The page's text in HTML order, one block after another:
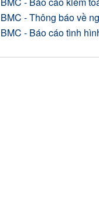
BMC - Thông báo về
BMC - Báo cáo tình